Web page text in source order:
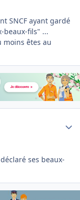
SNCF ayant gardé
beaux-fils" ...
moins êtes au
ses beaux-